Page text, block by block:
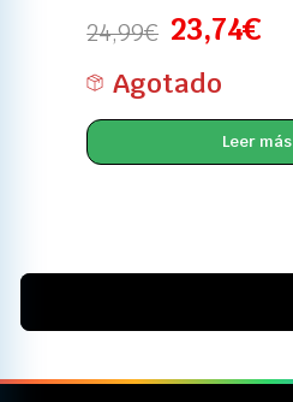
24,99€ 23,74€
Agotado
Leer más